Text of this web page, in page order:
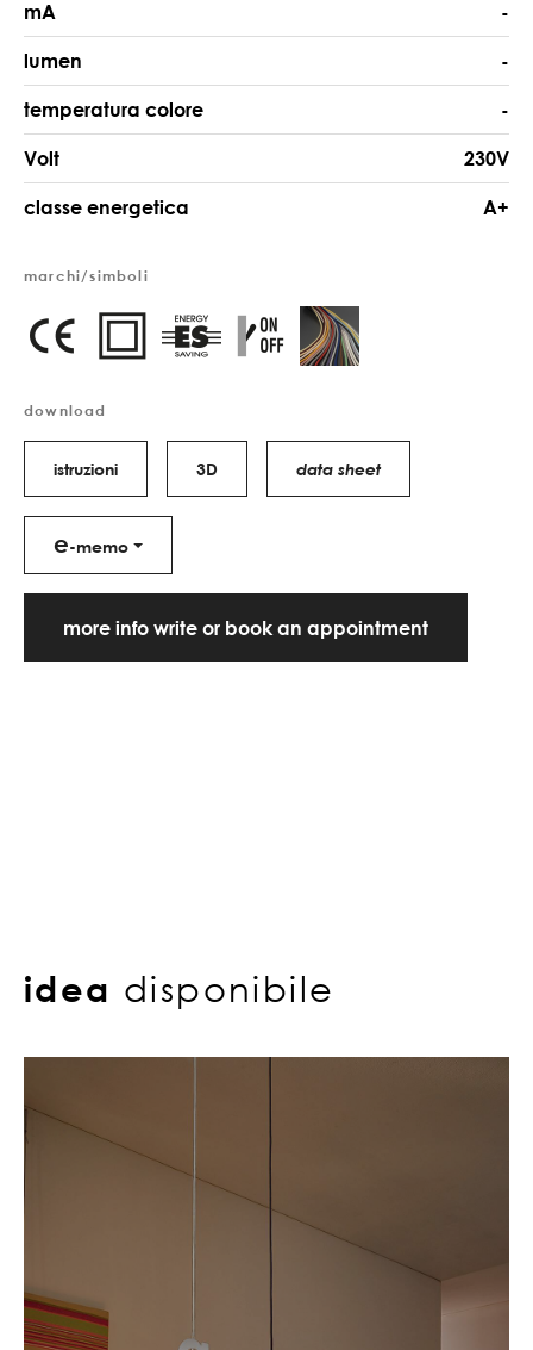
mA -
lumen -
temperatura colore -
Volt 230V
classe energetica A+
marchi/simboli
download
istruzioni 3D data sheet
e-memo
more info write or book an appointment
idea disponibile